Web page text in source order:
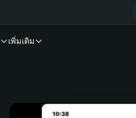
เพิ่มเติม